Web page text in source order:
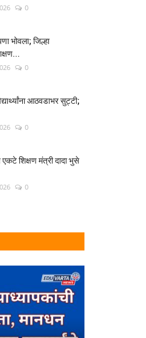
0
भोवला; जिल्हा
0
आठवडाभर सुट्टी;
0
एकटे शिक्षण मंत्री दादा भुसे
0